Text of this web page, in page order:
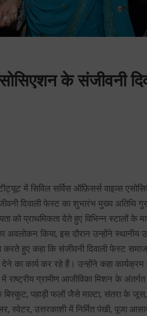
के संजीवनी
में सिविल सर्विस ऑफ़िसर्स वाइव्स
फेस्ट का शुभारंभ मुख्य अतिथि
को प्राथमिकता देते हुए विभिन्न स्टालों के
किया, इस दौरान उन्होंने स्थानीय
करते हुए कहा कि संजीवनी दिवाली फेस्ट
का कार्य कर रहे हैं। उन्होंने कहा
ग्रामीण आजीविका मिशन के अंतर्गत
पहाड़ी फलों जैसे माल्टा, संतरा के
स्वेटर, उत्तरकाशी में निर्मित पंखी, पूजा